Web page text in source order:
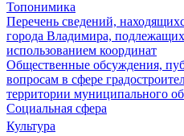
Топонимика
Перечень сведений,
города Владимира,
использованием координат
Общественные обсуждения,
вопросам в сфере
территории муниципального
Социальная сфера
Культура